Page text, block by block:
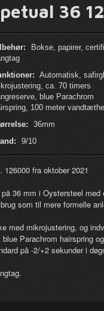
36
Bokse, papirer,
Automatisk,
ca. 70 timers
blue Parachrom
100 meter
36mm
9/10
fra oktober 2021
36 mm i Oystersteel
som til mere formelle
med mikrojustering, og
Parachrom hairspring
på -2/+2 sekunder i